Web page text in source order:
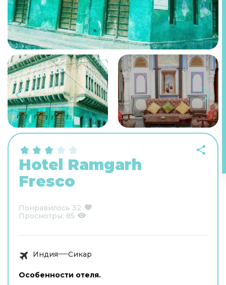
Hotel Ramgarh
Fresco
Понравилось 32
Просмотры: 85
Индия Сикар
Особенности отеля.